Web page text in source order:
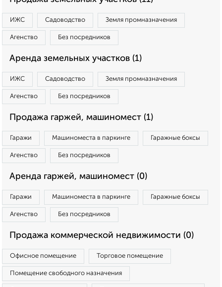
ИЖС Садоводство Земля промназначения
Агенство Без посредников
Аренда земельных участков (1)
ИЖС Садоводство Земля промназначения
Агенство Без посредников
Продажа гаржей, машиномест (1)
Гаражи Машиноместа в паркинге Гаражные боксы
Агенство Без посредников
Аренда гаржей, машиномест (0)
Гаражи Машиноместа в паркинге Гаражные боксы
Агенство Без посредников
Продажа коммерческой недвижимости (0)
Офисное помещение Торговое помещение
Помещение свободного назначения